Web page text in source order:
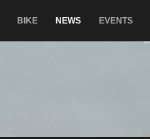
BIKE NEWS EVENTS